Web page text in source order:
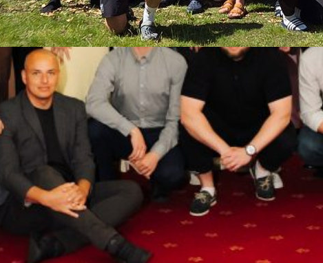
Spirit-Workshops
RotPot vom MTV Braunschweig zum Workshop
23. Mai 2026 konnte ich in der Jugendherberge
Ultimate-Team RotPot einen Spirit-Workshop
einer neuen Angebotsreihe darstellt. Je Workshop
nur zwei der fünf Kompetenzbereiche des
In diesem…